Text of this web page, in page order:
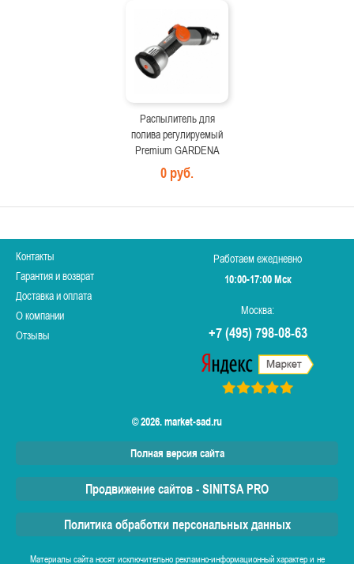
Распылитель для
полива регулируемый
Premium GARDENA
0 руб.
Контакты
Гарантия и возврат
Доставка и оплата
О компании
Отзывы
Работаем ежедневно
10:00-17:00 Мск
Москва:
+7 (495) 798-08-63
© 2026. market-sad.ru
Полная версия сайта
Продвижение сайтов - SINITSA PRO
Политика обработки персональных данных
Материалы сайта носят исключительно рекламно-информационный характер и не